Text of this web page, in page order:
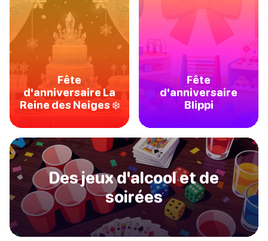
Fête
d'anniversaire La
Reine des Neiges ❄️
Fête
d'anniversaire
Blippi
Des jeux d'alcool et de
soirées